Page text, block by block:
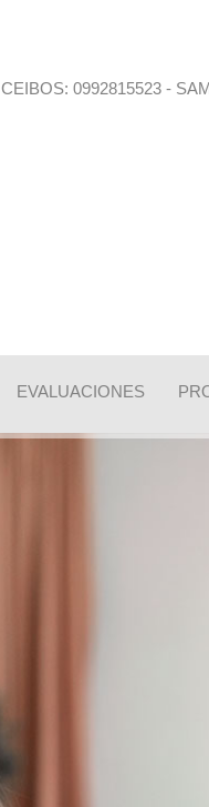
CEIBOS: 0992815523 -
EVALUACIONES